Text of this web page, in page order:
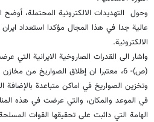
وحول التهديدات الالكترونية المحتملة،
عالية جدا في هذا المجال مؤكدا استعداد
الالكترونية.
واشار الى القدرات الصاروخية الايرانية التي
(ص)- 6، معتبرا ان إطلاق الصواريخ من
وتخزين الصواريخ في اماكن متباعدة بالإضافة
في الموعد والمكان، والتي عرضت في هذه
الهامة التي دائبت على تحقيقها القوات